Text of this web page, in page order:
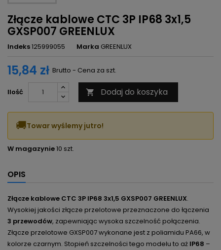
Złącze kablowe CTC 3P IP68 3x1,5
GXSP007 GREENLUX
Indeks125999055 Marka GREENLUX
15,84 zł Brutto - Cena za szt.
Ilość  Dodaj do koszyka
🚚Towar wyślemy jutro!
W magazynie10 szt.
OPIS
Złącze kablowe CTC 3P IP68 3x1,5 GXSP007 GREENLUX.
Wysokiej jakości złącze przelotowe przeznaczone do łączenia
3 przewodów, zapewniając wysoka szczelność połączenia.
Złącze przelotowe GXSP007 wykonane jest z poliamidu PA66, w
kolorze czarnym. Stopień szczelności tego modelu to aż IP68 –